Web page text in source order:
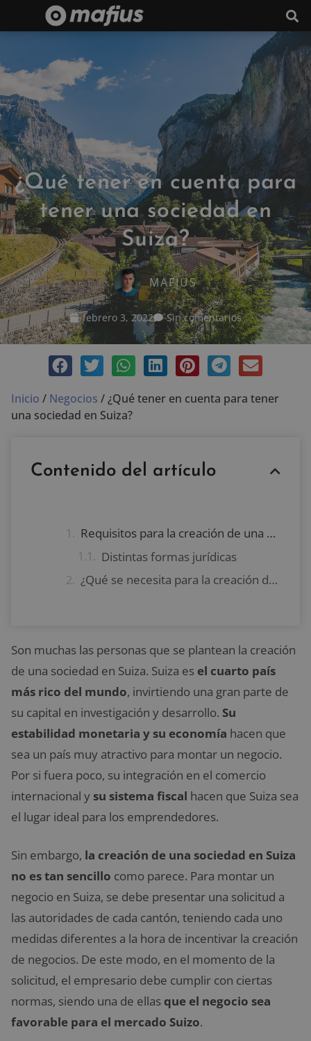
¿Qué tener en cuenta para
tener una sociedad en
Suiza?
MAFIUS
febrero 3, 2022 Sin comentarios
Inicio / Negocios /¿Qué tener en cuenta para tener
una sociedad en Suiza?
Contenido del artículo
Requisitos para la creación de una sociedad en Suiza
Distintas formas jurídicas
¿Qué se necesita para la creación de una sociedad en Suiza?
Son muchas las personas que se plantean la creación
de una sociedad en Suiza. Suiza es el cuarto país
más rico del mundo, invirtiendo una gran parte de
su capital en investigación y desarrollo. Su
estabilidad monetaria y su economía hacen que
sea un país muy atractivo para montar un negocio.
Por si fuera poco, su integración en el comercio
internacional y su sistema fiscal hacen que Suiza sea
el lugar ideal para los emprendedores.
Sin embargo, la creación de una sociedad en Suiza
no es tan sencillo como parece. Para montar un
negocio en Suiza, se debe presentar una solicitud a
las autoridades de cada cantón, teniendo cada uno
medidas diferentes a la hora de incentivar la creación
de negocios. De este modo, en el momento de la
solicitud, el empresario debe cumplir con ciertas
normas, siendo una de ellas que el negocio sea
favorable para el mercado Suizo.